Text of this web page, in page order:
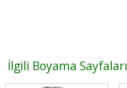
İlgili Boyama Sayfaları